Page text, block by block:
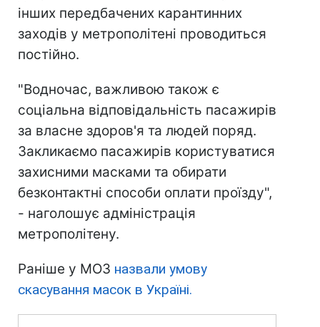
інших передбачених карантинних
заходів у метрополітені проводиться
постійно.
"Водночас, важливою також є
соціальна відповідальність пасажирів
за власне здоров'я та людей поряд.
Закликаємо пасажирів користуватися
захисними масками та обирати
безконтактні способи оплати проїзду",
- наголошує адміністрація
метрополітену.
Раніше у МОЗ назвали умову
скасування масок в Україні.